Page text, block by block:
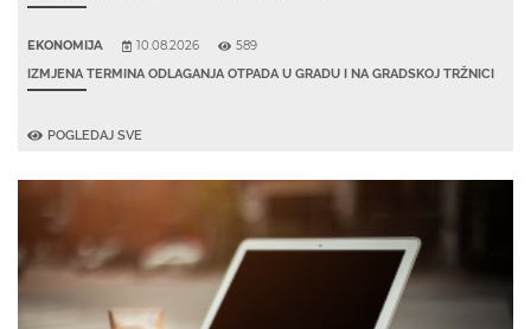
EKONOMIJA 10.08.2026 589
IZMJENA TERMINA ODLAGANJA OTPADA U GRADU I NA GRADSKOJ TRŽNICI
POGLEDAJ SVE